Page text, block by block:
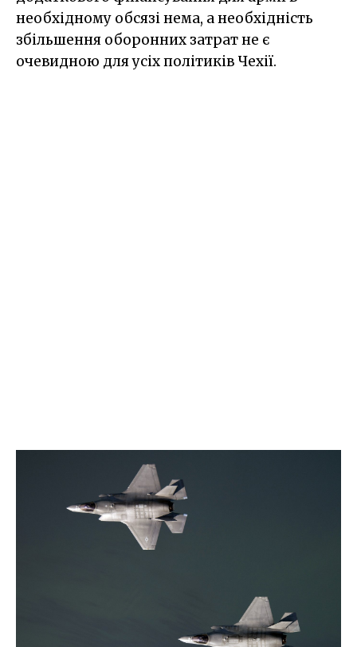
необхідному обсязі нема, а необхідність
збільшення оборонних затрат не є
очевидною для усіх політиків Чехії.